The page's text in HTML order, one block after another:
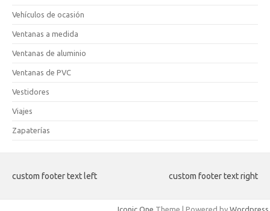
Vehículos de ocasión
Ventanas a medida
Ventanas de aluminio
Ventanas de PVC
Vestidores
Viajes
Zapaterías
custom footer text left custom footer text right
Iconic One Theme | Powered by Wordpress